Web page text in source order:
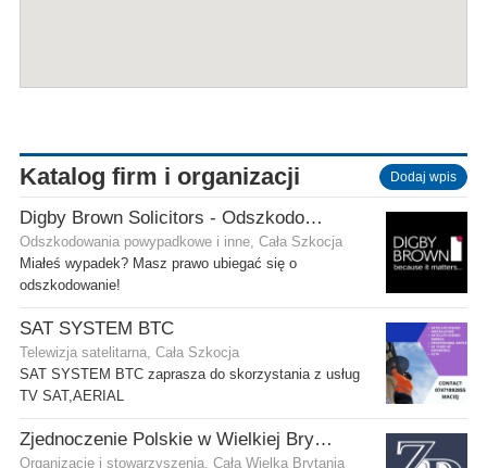
Katalog firm i organizacji Dodaj wpis
Digby Brown Solicitors - Odszkodowania w Szkocji
Odszkodowania powypadkowe i inne, Cała Szkocja
Miałeś wypadek? Masz prawo ubiegać się o
odszkodowanie!
SAT SYSTEM BTC
Telewizja satelitarna, Cała Szkocja
SAT SYSTEM BTC zaprasza do skorzystania z usług
TV SAT,AERIAL
Zjednoczenie Polskie w Wielkiej Brytanii
Organizacje i stowarzyszenia, Cała Wielka Brytania